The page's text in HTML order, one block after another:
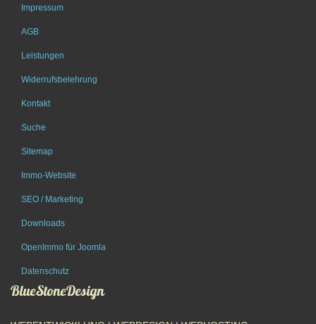
Impressum
AGB
Leistungen
Widerrufsbelehrung
Kontakt
Suche
Sitemap
Immo-Website
SEO / Marketing
Downloads
OpenImmo für Joomla
Datenschutz
BlueStoneDesign